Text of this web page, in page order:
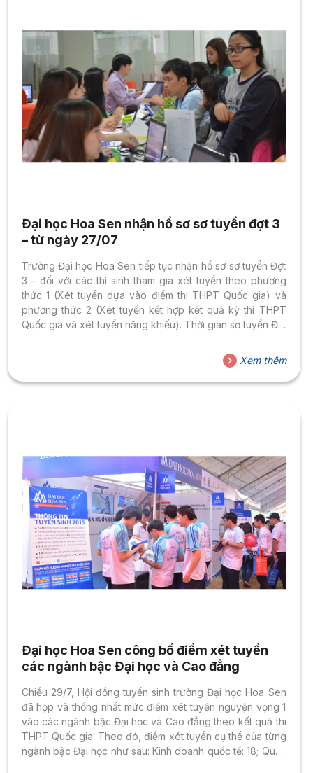
Đại học Hoa Sen nhận hồ sơ sơ tuyển đợt 3
– từ ngày 27/07
Trường Đại học Hoa Sen tiếp tục nhận hồ sơ sơ tuyển Đợt
3 – đối với các thí sinh tham gia xét tuyển theo phương
thức 1 (Xét tuyển dựa vào điểm thi THPT Quốc gia) và
phương thức 2 (Xét tuyển kết hợp kết quả kỳ thi THPT
Quốc gia và xét tuyển năng khiếu). Thời gian sơ tuyển Đợt
sơ tuyển vào trường theo một trong các hình thức sau:
Click vào đường link bên dưới để nộp hồ sơ trực tuyến:
http://dangky.hoasen.edu.vn/ Gửi qua đường bưu...
Xem thêm
Đại học Hoa Sen công bố điểm xét tuyển
các ngành bậc Đại học và Cao đẳng
Chiều 29/7, Hội đồng tuyển sinh trường Đại học Hoa Sen
đã họp và thống nhất mức điểm xét tuyển nguyện vọng 1
vào các ngành bậc Đại học và Cao đẳng theo kết quả thi
THPT Quốc gia. Theo đó, điểm xét tuyển cụ thể của từng
ngành bậc Đại học như sau: Kinh doanh quốc tế: 18; Quản